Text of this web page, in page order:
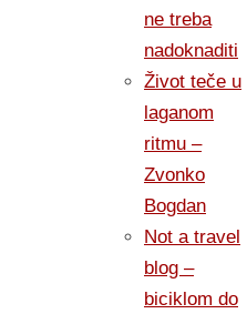
ne treba
nadoknaditi
Život teče u
laganom
ritmu –
Zvonko
Bogdan
Not a travel
blog –
biciklom do